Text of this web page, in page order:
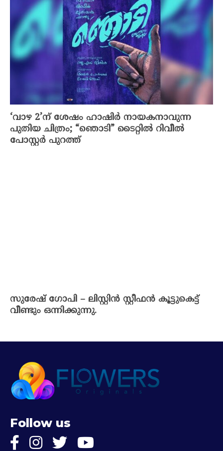
‘വാഴ 2’ന് ശേഷം ഹാഷിർ നായകനാവുന്ന
പുതിയ ചിത്രം; “ഞൊടി” ടൈറ്റിൽ റിവീൽ
പോസ്റ്റർ പുറത്ത്
സുരേഷ് ഗോപി – ലിസ്റ്റിൻ സ്റ്റീഫൻ കൂട്ടുകെട്ട്
വീണ്ടും ഒന്നിക്കുന്നു.
Follow us